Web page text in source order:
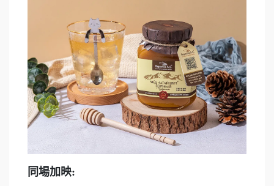
同場加映: